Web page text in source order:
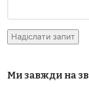
Ми завжди на